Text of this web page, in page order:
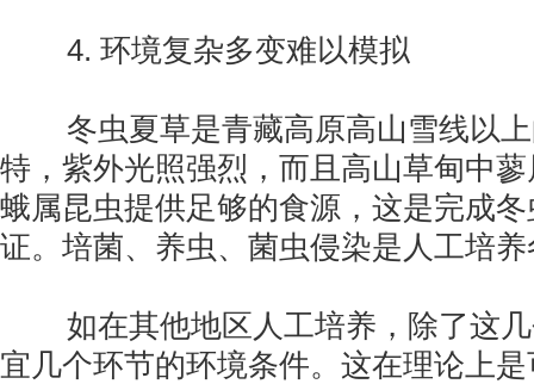
4. 环境复杂多变难以模拟
冬虫夏草是青藏高原高山雪线以上
特，紫外光照强烈，而且高山草甸中
蛾属昆虫提供足够的食源，这是完成
证。培菌、养虫、菌虫侵染是人工培
如在其他地区人工培养，除了这几
宜几个环节的环境条件。这在理论上